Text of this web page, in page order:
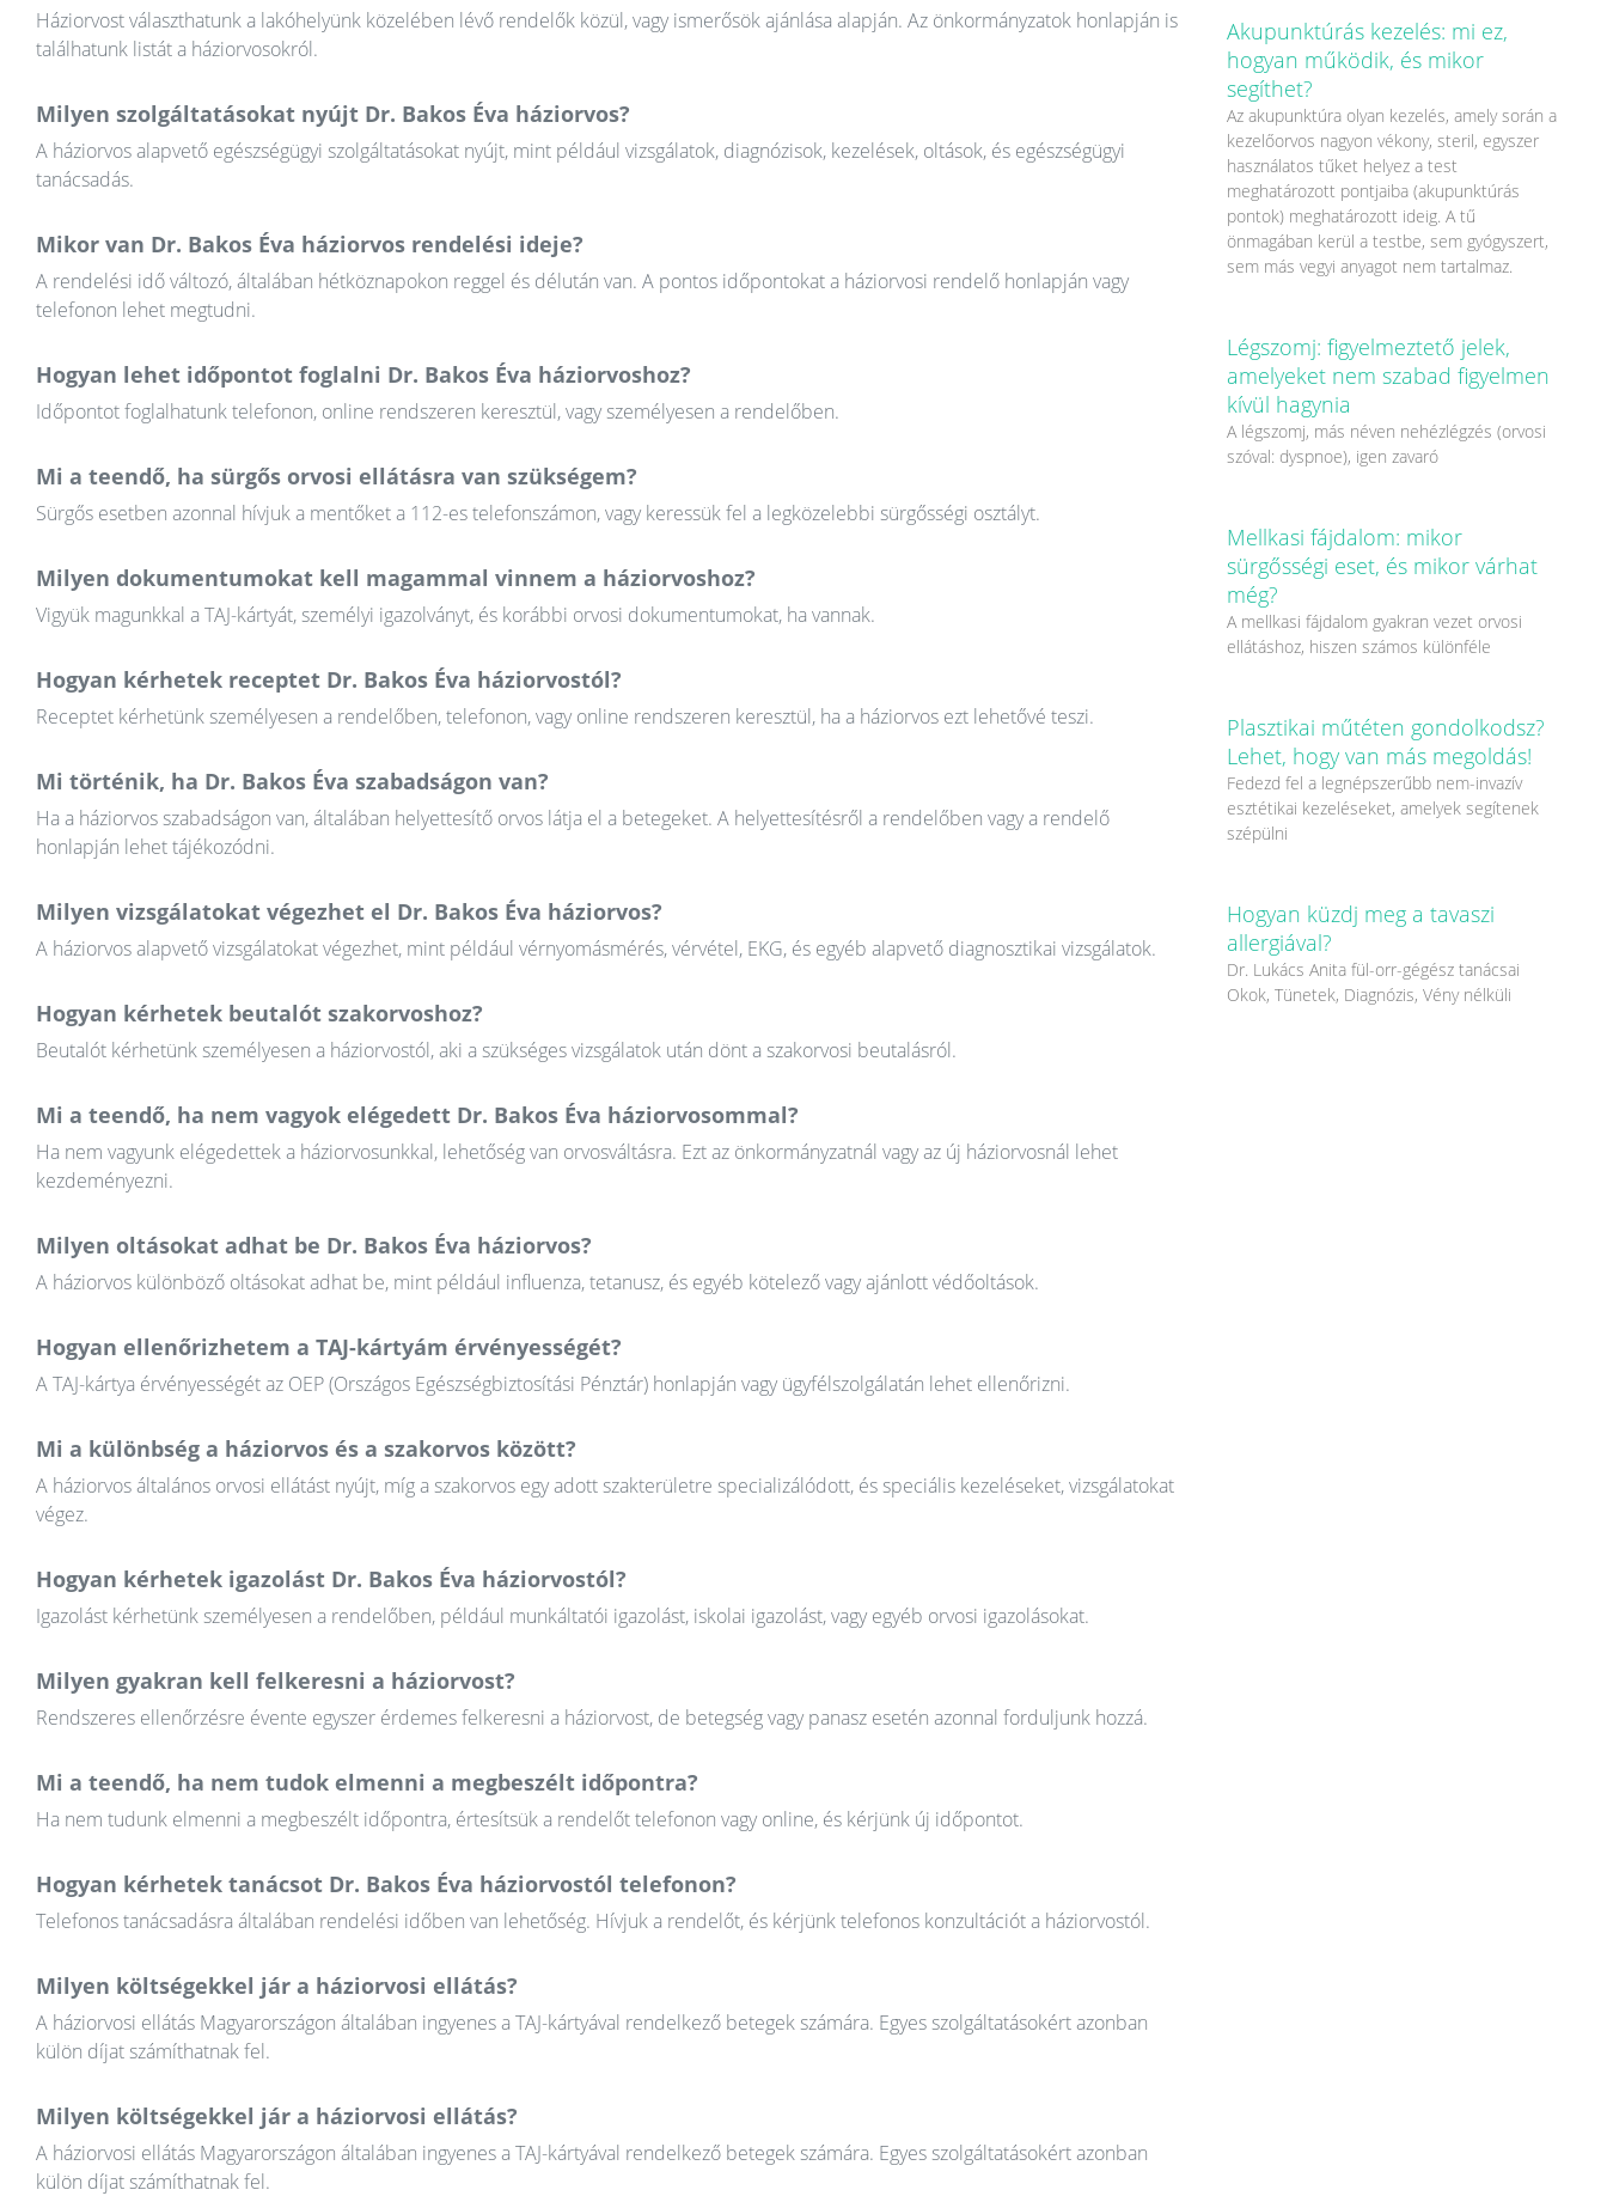
Háziorvost választhatunk a lakóhelyünk közelében lévő rendelők közül, vagy ismerősök ajánlása alapján. Az önkormányzatok honlapján is
találhatunk listát a háziorvosokról.
Milyen szolgáltatásokat nyújt Dr. Bakos Éva háziorvos?
A háziorvos alapvető egészségügyi szolgáltatásokat nyújt, mint például vizsgálatok, diagnózisok, kezelések, oltások, és egészségügyi
tanácsadás.
Mikor van Dr. Bakos Éva háziorvos rendelési ideje?
A rendelési idő változó, általában hétköznapokon reggel és délután van. A pontos időpontokat a háziorvosi rendelő honlapján vagy
telefonon lehet megtudni.
Hogyan lehet időpontot foglalni Dr. Bakos Éva háziorvoshoz?
Időpontot foglalhatunk telefonon, online rendszeren keresztül, vagy személyesen a rendelőben.
Mi a teendő, ha sürgős orvosi ellátásra van szükségem?
Sürgős esetben azonnal hívjuk a mentőket a 112-es telefonszámon, vagy keressük fel a legközelebbi sürgősségi osztályt.
Milyen dokumentumokat kell magammal vinnem a háziorvoshoz?
Vigyük magunkkal a TAJ-kártyát, személyi igazolványt, és korábbi orvosi dokumentumokat, ha vannak.
Hogyan kérhetek receptet Dr. Bakos Éva háziorvostól?
Receptet kérhetünk személyesen a rendelőben, telefonon, vagy online rendszeren keresztül, ha a háziorvos ezt lehetővé teszi.
Mi történik, ha Dr. Bakos Éva szabadságon van?
Ha a háziorvos szabadságon van, általában helyettesítő orvos látja el a betegeket. A helyettesítésről a rendelőben vagy a rendelő
honlapján lehet tájékozódni.
Milyen vizsgálatokat végezhet el Dr. Bakos Éva háziorvos?
A háziorvos alapvető vizsgálatokat végezhet, mint például vérnyomásmérés, vérvétel, EKG, és egyéb alapvető diagnosztikai vizsgálatok.
Hogyan kérhetek beutalót szakorvoshoz?
Beutalót kérhetünk személyesen a háziorvostól, aki a szükséges vizsgálatok után dönt a szakorvosi beutalásról.
Mi a teendő, ha nem vagyok elégedett Dr. Bakos Éva háziorvosommal?
Ha nem vagyunk elégedettek a háziorvosunkkal, lehetőség van orvosváltásra. Ezt az önkormányzatnál vagy az új háziorvosnál lehet
kezdeményezni.
Milyen oltásokat adhat be Dr. Bakos Éva háziorvos?
A háziorvos különböző oltásokat adhat be, mint például influenza, tetanusz, és egyéb kötelező vagy ajánlott védőoltások.
Hogyan ellenőrizhetem a TAJ-kártyám érvényességét?
A TAJ-kártya érvényességét az OEP (Országos Egészségbiztosítási Pénztár) honlapján vagy ügyfélszolgálatán lehet ellenőrizni.
Mi a különbség a háziorvos és a szakorvos között?
A háziorvos általános orvosi ellátást nyújt, míg a szakorvos egy adott szakterületre specializálódott, és speciális kezeléseket, vizsgálatokat
végez.
Hogyan kérhetek igazolást Dr. Bakos Éva háziorvostól?
Igazolást kérhetünk személyesen a rendelőben, például munkáltatói igazolást, iskolai igazolást, vagy egyéb orvosi igazolásokat.
Milyen gyakran kell felkeresni a háziorvost?
Rendszeres ellenőrzésre évente egyszer érdemes felkeresni a háziorvost, de betegség vagy panasz esetén azonnal forduljunk hozzá.
Mi a teendő, ha nem tudok elmenni a megbeszélt időpontra?
Ha nem tudunk elmenni a megbeszélt időpontra, értesítsük a rendelőt telefonon vagy online, és kérjünk új időpontot.
Hogyan kérhetek tanácsot Dr. Bakos Éva háziorvostól telefonon?
Telefonos tanácsadásra általában rendelési időben van lehetőség. Hívjuk a rendelőt, és kérjünk telefonos konzultációt a háziorvostól.
Milyen költségekkel jár a háziorvosi ellátás?
A háziorvosi ellátás Magyarországon általában ingyenes a TAJ-kártyával rendelkező betegek számára. Egyes szolgáltatásokért azonban
külön díjat számíthatnak fel.
Milyen költségekkel jár a háziorvosi ellátás?
A háziorvosi ellátás Magyarországon általában ingyenes a TAJ-kártyával rendelkező betegek számára. Egyes szolgáltatásokért azonban
külön díjat számíthatnak fel.
Akupunktúrás kezelés: mi ez,
hogyan működik, és mikor
segíthet?
Az akupunktúra olyan kezelés, amely során a
kezelőorvos nagyon vékony, steril, egyszer
használatos tűket helyez a test
meghatározott pontjaiba (akupunktúrás
pontok) meghatározott ideig. A tű
önmagában kerül a testbe, sem gyógyszert,
sem más vegyi anyagot nem tartalmaz.
Légszomj: figyelmeztető jelek,
amelyeket nem szabad figyelmen
kívül hagynia
A légszomj, más néven nehézlégzés (orvosi
szóval: dyspnoe), igen zavaró
Mellkasi fájdalom: mikor
sürgősségi eset, és mikor várhat
még?
A mellkasi fájdalom gyakran vezet orvosi
ellátáshoz, hiszen számos különféle
Plasztikai műtéten gondolkodsz?
Lehet, hogy van más megoldás!
Fedezd fel a legnépszerűbb nem-invazív
esztétikai kezeléseket, amelyek segítenek
szépülni
Hogyan küzdj meg a tavaszi
allergiával?
Dr. Lukács Anita fül-orr-gégész tanácsai
Okok, Tünetek, Diagnózis, Vény nélküli